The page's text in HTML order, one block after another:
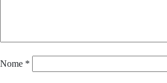
Nome *